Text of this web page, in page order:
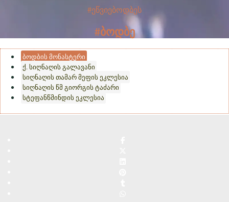
#ეწვიებოდბეს
#ბოდბე
ბოდბის მონასტერი
ქ. სიღნაღის გალავანი
სიღნაღის თამარ მეფის ეკლესია
სიღნაღის წმ გიორგის ტაძარი
სტეფანწმინდის ეკლესია